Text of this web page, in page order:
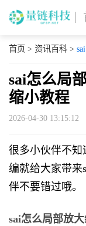
首页 > 资讯百科>
sai怎么局
缩小教程
2026-04-30 13:15:12
很多小伙伴不知
编就给大家带来
伴不要错过哦。
sai怎么局部放